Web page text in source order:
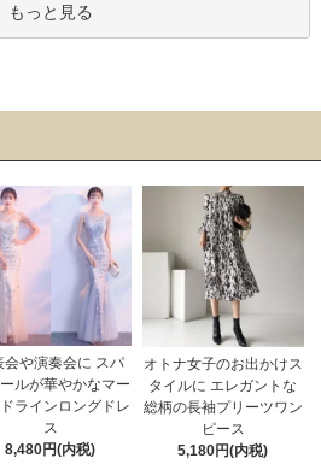
もっと見る
会や演奏会に スパ
ルが華やかなマー
ラインロングドレ
ス
8,480円(内税)
オトナ女子のお出かけス
タイルに エレガントな
総柄の長袖プリーツワン
ピース
5,180円(内税)